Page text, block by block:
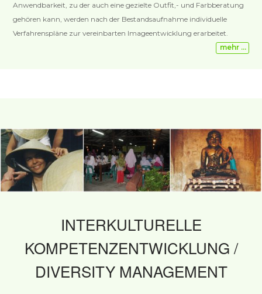
Anwendbarkeit, zu der auch eine gezielte Outfit,- und Farbberatung
gehören kann, werden nach der Bestandsaufnahme individuelle
Verfahrenspläne zur vereinbarten Imageentwicklung erarbeitet.
mehr …
INTERKULTURELLE
KOMPETENZENTWICKLUNG /
DIVERSITY MANAGEMENT